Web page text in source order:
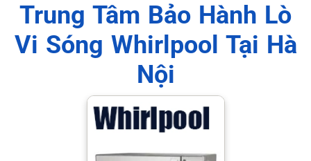
Trung Tâm Bảo Hành Lò
Vi Sóng Whirlpool Tại Hà
Nội